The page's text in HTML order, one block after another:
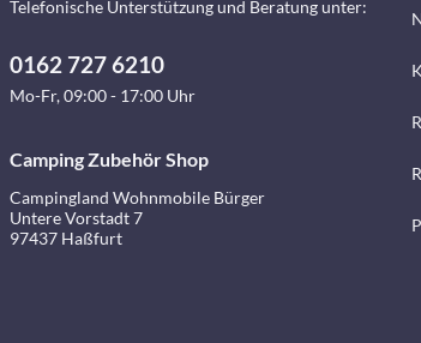
Telefonische Unterstützung und Beratung unter:
0162 727 6210
Mo-Fr, 09:00 - 17:00 Uhr
Camping Zubehör Shop
Campingland Wohnmobile Bürger
Untere Vorstadt 7
97437 Haßfurt